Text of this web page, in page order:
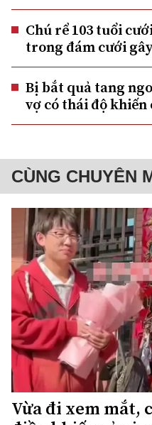
Chú rể 103 tuổi
trong đám cưới
Bị bắt quả tang
vợ có thái độ khiến
CÙNG CHUYÊN
Vừa đi xem mắt,